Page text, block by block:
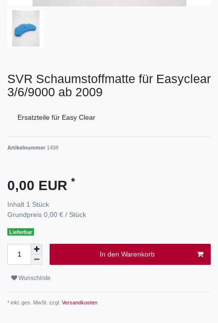
SVR Schaumstoffmatte für Easyclear
3/6/9000 ab 2009
Ersatzteile für Easy Clear
Artikelnummer 1408
0,00 EUR *
Inhalt 1 Stück
Grundpreis 0,00 € / Stück
Lieferbar
In den Warenkorb
Wunschliste
* inkl. ges. MwSt. zzgl. Versandkosten